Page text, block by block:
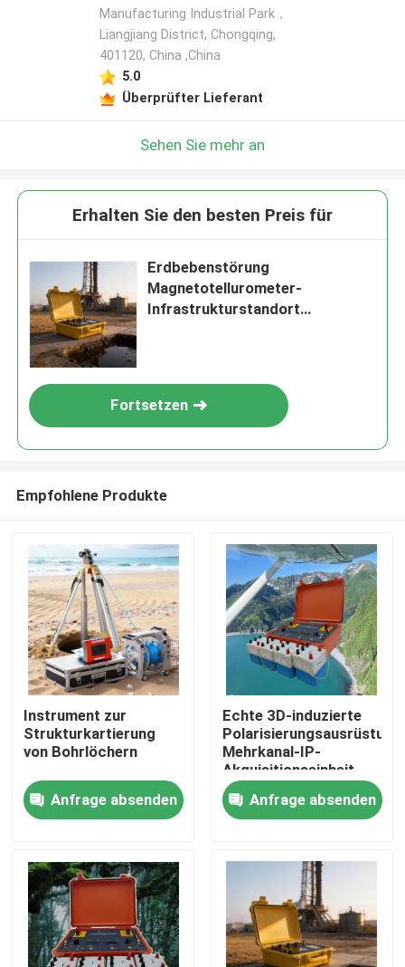
Startseite
Produkte
Manufacturing Industrial Park，
Liangjiang District, Chongqing,
401120, China ,China
5.0
Überprüfter Lieferant
Sehen Sie mehr an
Erhalten Sie den besten Preis für
Erdbebenstörung
Magnetotellurometer-
Infrastrukturstandort
Fortsetzen
Empfohlene Produkte
Instrument zur
Strukturkartierung
von Bohrlöchern
Anfrage absenden
Echte 3D-induzierte
Polarisierungsausrüstung
Mehrkanal-IP-
Akquisitionseinheit
Anfrage absenden